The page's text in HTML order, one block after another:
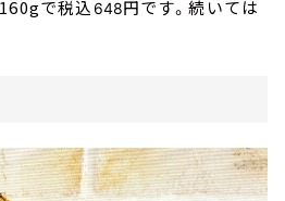
で税込 648円です。続いては